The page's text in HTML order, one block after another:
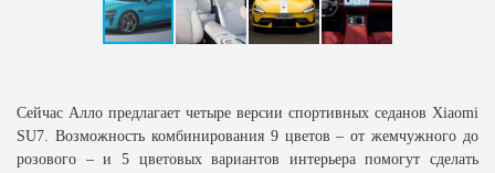
Сейчас Алло предлагает четыре версии спортивных седанов Xiaomi
SU7. Возможность комбинирования 9 цветов – от жемчужного до
розового – и 5 цветовых вариантов интерьера помогут сделать